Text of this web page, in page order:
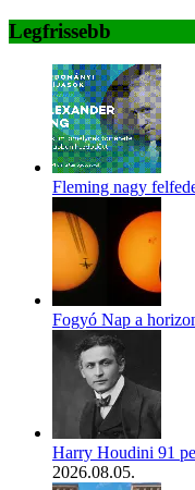
Legfrissebb
Fleming nagy
Fogyó Nap a
Harry Houdini 91
2026.08.05.